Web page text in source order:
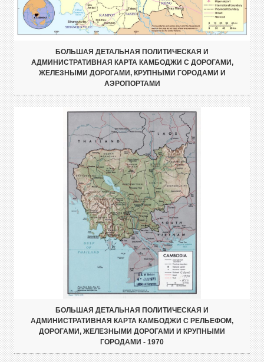
БОЛЬШАЯ ДЕТАЛЬНАЯ ПОЛИТИЧЕСКАЯ И
АДМИНИСТРАТИВНАЯ КАРТА КАМБОДЖИ С ДОРОГАМИ,
ЖЕЛЕЗНЫМИ ДОРОГАМИ, КРУПНЫМИ ГОРОДАМИ И
АЭРОПОРТАМИ
БОЛЬШАЯ ДЕТАЛЬНАЯ ПОЛИТИЧЕСКАЯ И
АДМИНИСТРАТИВНАЯ КАРТА КАМБОДЖИ С РЕЛЬЕФОМ,
ДОРОГАМИ, ЖЕЛЕЗНЫМИ ДОРОГАМИ И КРУПНЫМИ
ГОРОДАМИ - 1970